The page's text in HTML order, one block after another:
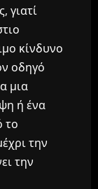
γιατί
κίνδυνο
οδηγό
μια
ή ένα
το
την
την